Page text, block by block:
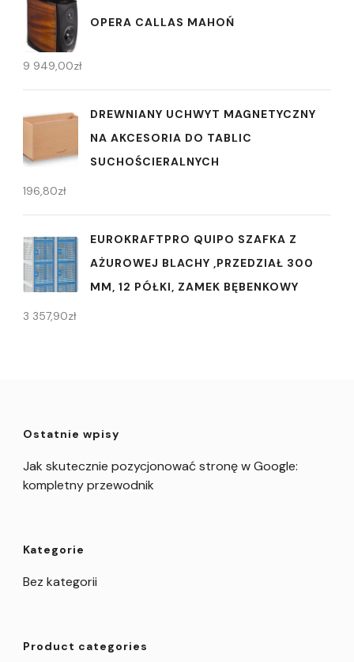
OPERA CALLAS MAHOŃ
9 949,00zł
DREWNIANY UCHWYT MAGNETYCZNY
NA AKCESORIA DO TABLIC
SUCHOŚCIERALNYCH
196,80zł
EUROKRAFTPRO QUIPO SZAFKA Z
AŻUROWEJ BLACHY ,PRZEDZIAŁ 300
MM, 12 PÓŁKI, ZAMEK BĘBENKOWY
3 357,90zł
Ostatnie wpisy
Jak skutecznie pozycjonować stronę w Google:
kompletny przewodnik
Kategorie
Bez kategorii
Product categories